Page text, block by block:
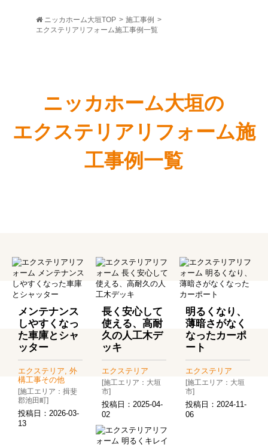
ニッカホーム大垣TOP > 施工事例 >
エクステリアリフォーム施工事例一覧
ニッカホーム大垣の
エクステリアリフォーム施
工事例一覧
メンテナンス
しやすくなっ
た車庫とシャ
ッター
エクステリア, 外
構工事その他
[施工エリア：揖斐
郡池田町]
投稿日： 2026-03-
13
長く安心して
使える、高耐
久の人工木デ
ッキ
エクステリア
[施工エリア：大垣
市]
投稿日： 2025-04-
02
明るくなり、
薄暗さがなく
なったカーポ
ート
エクステリア
[施工エリア：大垣
市]
投稿日： 2024-11-
06